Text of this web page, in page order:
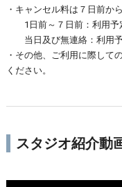
・キャンセル料は７日前か
1日前～７日前：利用予
当日及び無連絡：利用予
・その他、ご利用に際して
ください。
スタジオ紹介動